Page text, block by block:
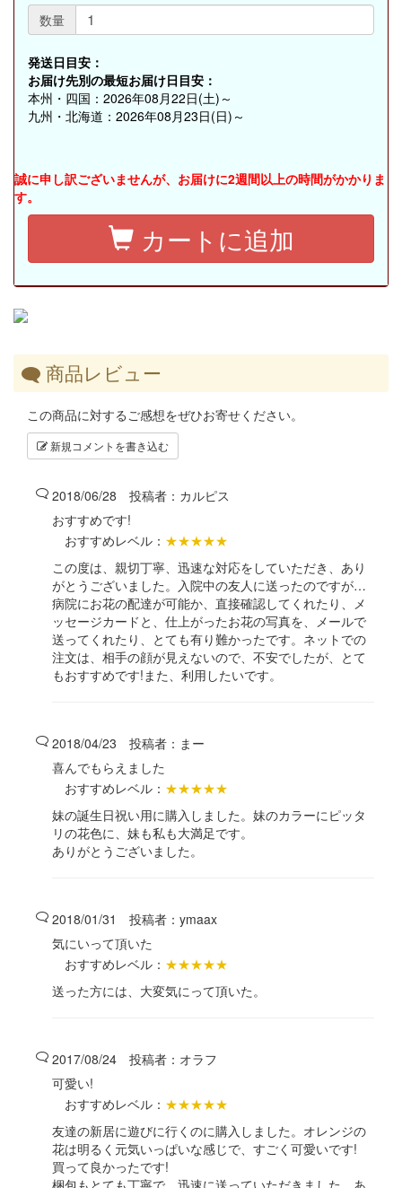
数量
発送日目安：
お届け先別の最短お届け日目安：
本州・四国：2026年08月22日(土)～
九州・北海道：2026年08月23日(日)～
誠に申し訳ございませんが、お届けに2週間以上の時間がかかりま
す。
カートに追加
商品レビュー
この商品に対するご感想をぜひお寄せください。
新規コメントを書き込む
2018/06/28 投稿者： カルピス
おすすめです!
おすすめレベル： ★★★★★
この度は、親切丁寧、迅速な対応をしていただき、あり
がとうございました。入院中の友人に送ったのですが…
病院にお花の配達が可能か、直接確認してくれたり、メ
ッセージカードと、仕上がったお花の写真を、メールで
送ってくれたり、とても有り難かったです。ネットでの
注文は、相手の顔が見えないので、不安でしたが、とて
もおすすめです!また、利用したいです。
2018/04/23 投稿者： まー
喜んでもらえました
おすすめレベル： ★★★★★
妹の誕生日祝い用に購入しました。妹のカラーにピッタ
リの花色に、妹も私も大満足です。
ありがとうございました。
2018/01/31 投稿者：ymaax
気にいって頂いた
おすすめレベル： ★★★★★
送った方には、大変気にって頂いた。
2017/08/24 投稿者： オラフ
可愛い!
おすすめレベル： ★★★★★
友達の新居に遊びに行くのに購入しました。オレンジの
花は明るく元気いっぱいな感じで、すごく可愛いです!
買って良かったです!